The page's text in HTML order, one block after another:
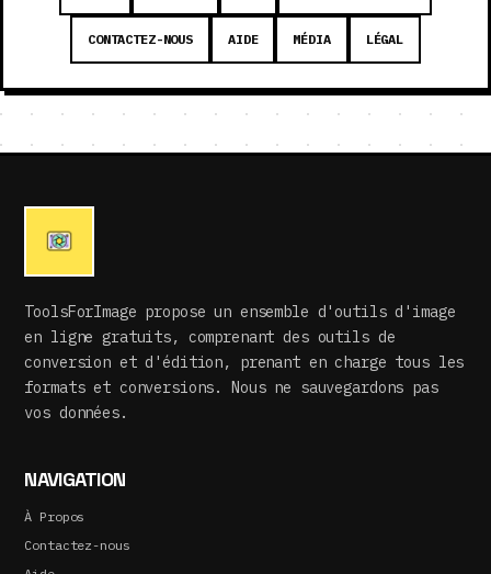
CONTACTEZ-NOUS AIDE MÉDIA LÉGAL
ToolsForImage propose un ensemble d'outils d'image
en ligne gratuits, comprenant des outils de
conversion et d'édition, prenant en charge tous les
formats et conversions. Nous ne sauvegardons pas
vos données.
NAVIGATION
À Propos
Contactez-nous